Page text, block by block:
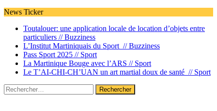
News Ticker
Toutalouer: une application locale de location d’objets entre
particuliers //Buzziness
L’Institut Martiniquais du Sport //Buzziness
Pass Sport 2025 // Sport
La Martinique Bouge avec l’ARS // Sport
Le T’AI-CHI-CH’UAN un art martial doux de santé // Sport
Rechercher :